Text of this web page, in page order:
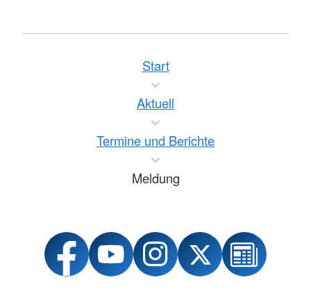
Start
Aktuell
Termine und Berichte
Meldung